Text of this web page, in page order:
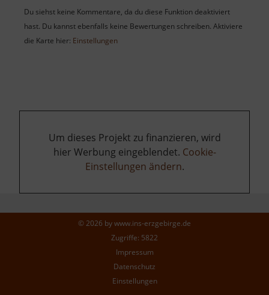
Du siehst keine Kommentare, da du diese Funktion deaktiviert
hast. Du kannst ebenfalls keine Bewertungen schreiben. Aktiviere
die Karte hier: Einstellungen
Um dieses Projekt zu finanzieren, wird
hier Werbung eingeblendet. Cookie-
Einstellungen ändern.
© 2026 bywww.ins-erzgebirge.de
Zugriffe: 5822
Impressum
Datenschutz
Einstellungen